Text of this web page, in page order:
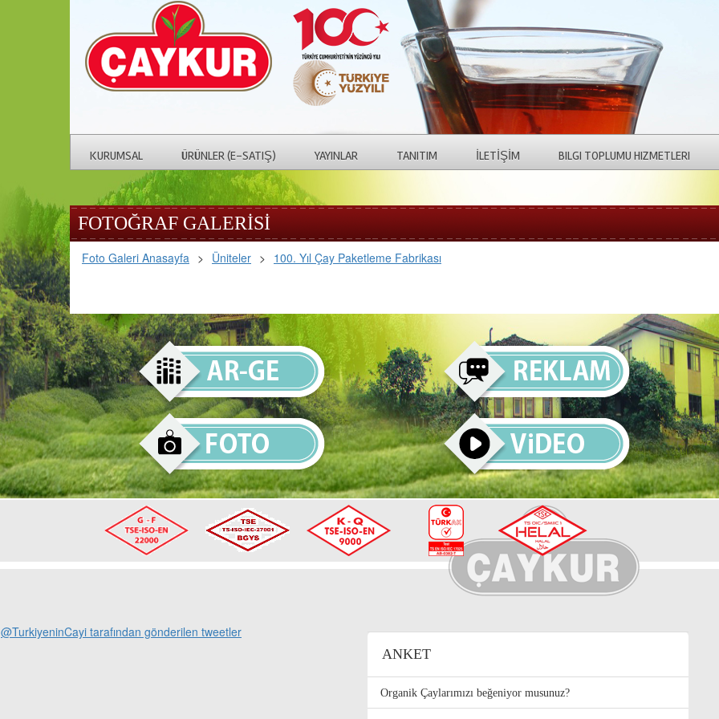
KURUMSAL ÜRÜNLER (E-SATIŞ) YAYINLAR TANITIM İLETİŞİM BILGI TOPLUMU HIZMETLERI
FOTOĞRAF GALERİSİ
Foto Galeri Anasayfa > Üniteler > 100. Yıl Çay Paketleme Fabrikası
@TurkiyeninCayi tarafından gönderilen tweetler
ANKET
Organik Çaylarımızı beğeniyor musunuz?